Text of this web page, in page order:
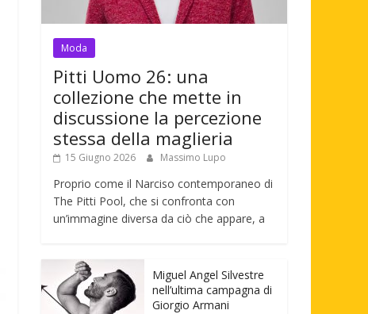
Moda
Pitti Uomo 26: una
collezione che mette in
discussione la percezione
stessa della maglieria
15 Giugno 2026 Massimo Lupo
Proprio come il Narciso contemporaneo di
The Pitti Pool, che si confronta con
un’immagine diversa da ciò che appare, a
Miguel Angel Silvestre
nell’ultima campagna di
Giorgio Armani